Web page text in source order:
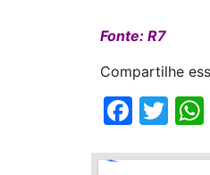
Fonte: R7
Compartilhe